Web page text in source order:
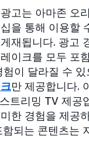
고는 아마존 오
을 통해 이용할
재됩니다. 광고
이크를 모두 포
이 달라질 수
만 제공합니다.
트리밍 TV 제공
한 경험을 제공
함되는 콘텐츠는